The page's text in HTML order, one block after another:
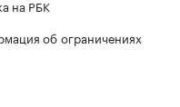
на РБК
об ограничениях